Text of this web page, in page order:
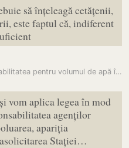
să înțeleagă cetățenii,
este faptul că, indiferent
Ion Ceban: Vina și responsabilitatea pentru volumul de apă în Nistru…
vom aplica legea în mod
agenților
apariția
Stației…